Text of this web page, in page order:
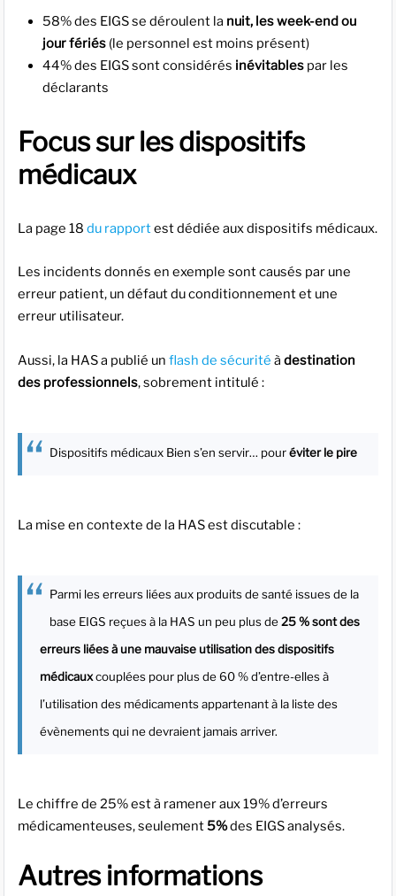
58% des EIGS se déroulent la nuit, les week-end ou
jour fériés (le personnel est moins présent)
44% des EIGS sont considérés inévitables par les
déclarants
Focus sur les dispositifs
médicaux
La page 18 du rapportest dédiée aux dispositifs médicaux.
Les incidents donnés en exemple sont causés par une
erreur patient, un défaut du conditionnement et une
erreur utilisateur.
Aussi, la HAS a publié un flash de sécurité à destination
des professionnels, sobrement intitulé :
Dispositifs médicaux Bien s’en servir… pouréviter le pire
La mise en contexte de la HAS est discutable :
Parmi les erreurs liées aux produits de santé issues de la
base EIGS reçues à la HAS un peu plus de25 % sont des
erreurs liées à une mauvaise utilisation des dispositifs
médicauxcouplées pour plus de 60 % d’entre-elles à
l’utilisation des médicaments appartenant à la liste des
évènements qui ne devraient jamais arriver.
Le chiffre de 25% est à ramener aux 19% d’erreurs
médicamenteuses, seulement5%des EIGS analysés.
Autres informations